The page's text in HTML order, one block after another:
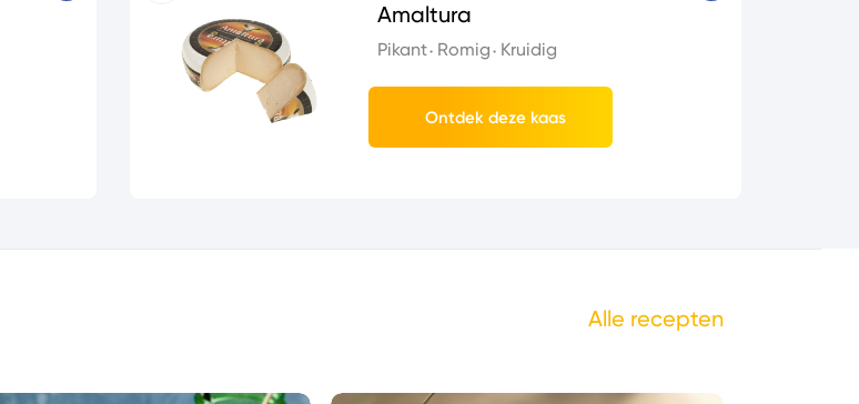
Amaltura
Pikant Romig Kruidig
Ontdek deze kaas
Alle recepten